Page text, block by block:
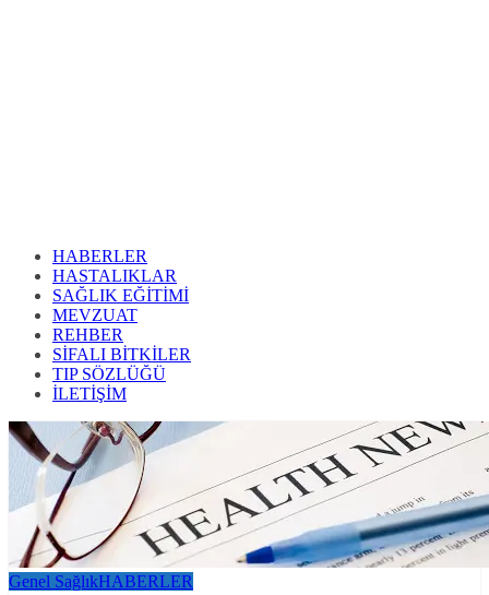
HABERLER
HASTALIKLAR
SAĞLIK EĞİTİMİ
MEVZUAT
REHBER
SİFALI BİTKİLER
TIP SÖZLÜĞÜ
İLETİŞİM
Genel SağlıkHABERLER